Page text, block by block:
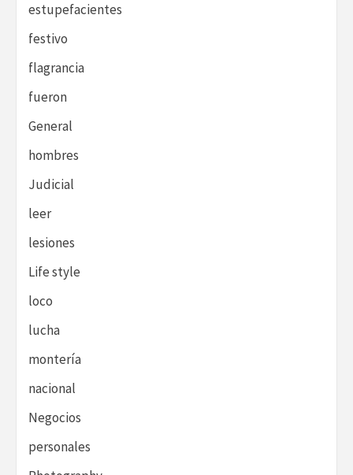
estupefacientes
festivo
flagrancia
fueron
General
hombres
Judicial
leer
lesiones
Life style
loco
lucha
montería
nacional
Negocios
personales